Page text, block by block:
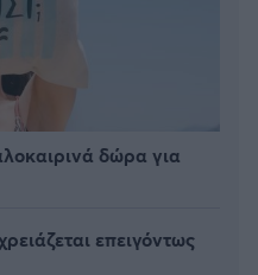
δώρα για
επειγόντως